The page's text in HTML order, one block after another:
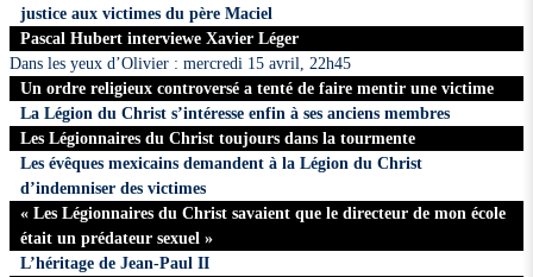
justice aux victimes du père Maciel
Pascal Hubert interviewe Xavier Léger
Dans les yeux d’Olivier : mercredi 15 avril, 22h45
Un ordre religieux controversé a tenté de faire mentir une victime
La Légion du Christ s’intéresse enfin à ses anciens membres
Les Légionnaires du Christ toujours dans la tourmente
Les évêques mexicains demandent à la Légion du Christ
d’indemniser des victimes
« Les Légionnaires du Christ savaient que le directeur de mon école
était un prédateur sexuel »
L’héritage de Jean-Paul II